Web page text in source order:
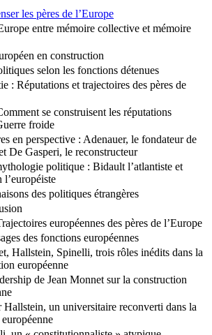
les pères de l’Europe
entre mémoire collective et mémoire
en construction
selon les fonctions détenues
: Réputations et trajectoires des pères de
se construisent les réputations
froide
en perspective : Adenauer, le fondateur de
De Gasperi, le reconstructeur
politique : Bidault l’atlantiste et
l’européiste
des politiques étrangères
européennes des pères de l’Europe
des fonctions européennes
Hallstein, Spinelli, trois rôles inédits dans la
européenne
de Jean Monnet sur la construction
Hallstein, un universitaire reconverti dans la